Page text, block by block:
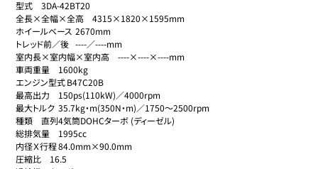
型式	3DA-42BT20
全長×全幅×全高	4315×1820×1595mm
ホイールベース	2670mm
トレッド前／後	----／----mm
室内長×室内幅×室内高	----×----×----mm
車両重量	1600kg
エンジン型式	B47C20B
最高出力	150ps(110kW)／4000rpm
最大トルク	35.7kg・m(350N・m)／1750～2500rpm
種類	直列4気筒DOHCターボ (ディーゼル)
総排気量	1995cc
内径Ｘ行程	84.0mm×90.0mm
圧縮比	16.5